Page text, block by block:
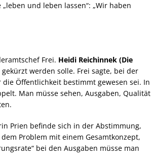
und leben lassen“: „Wir haben
Frei. Heidi Reichinnek (Die
werden solle. Frei sagte, bei der
Öffentlichkeit bestimmt gewesen sei. In
Man müsse sehen, Ausgaben, Qualität
Prien befinde sich in der Abstimmung,
Problem mit einem Gesamtkonzept,
bei den Ausgaben müsse man